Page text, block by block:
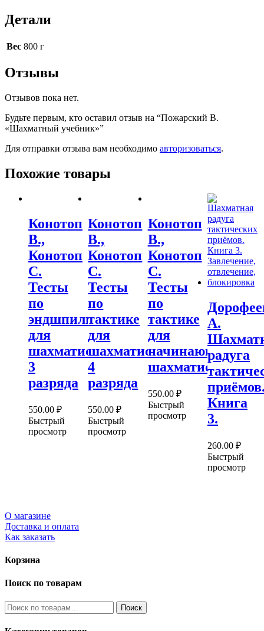
Детали
Вес 800 г
Отзывы
Отзывов пока нет.
Будьте первым, кто оставил отзыв на “Пожарский В.
«Шахматный учебник»”
Для отправки отзыва вам необходимо авторизоваться.
Похожие товары
Конотоп
В.,
Конотоп
С.
Тесты
по
эндшпилю
для
шахматистов
3
разряда
550.00 ₽
Быстрый
просмотр
Конотоп
В.,
Конотоп
С.
Тесты
по
тактике
для
шахматистов
4
разряда
550.00₽
Быстрый
просмотр
Конотоп
В.,
Конотоп
С.
Тесты
по
тактике
для
начинающих
шахматистов
550.00 ₽
Быстрый
просмотр
А.
радуга
Книга
3.
260.00 ₽
Быстрый
просмотр
О магазине
Доставка и оплата
Как заказать
Корзина
Поиск по товарам
Искать: Поиск